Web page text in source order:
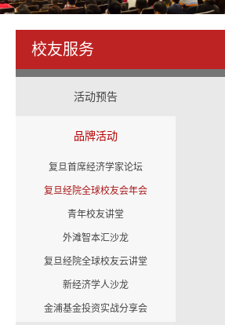
校友服务
活动预告
品牌活动
复旦首席经济学家论坛
复旦经院全球校友会年会
青年校友讲堂
外滩智本汇沙龙
复旦经院全球校友云讲堂
新经济学人沙龙
金浦基金投资实战分享会